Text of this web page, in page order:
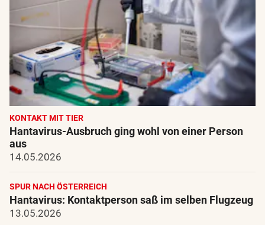
KONTAKT MIT TIER
Hantavirus-Ausbruch ging wohl von einer Person
aus
14.05.2026
SPUR NACH ÖSTERREICH
Hantavirus: Kontaktperson saß im selben Flugzeug
13.05.2026